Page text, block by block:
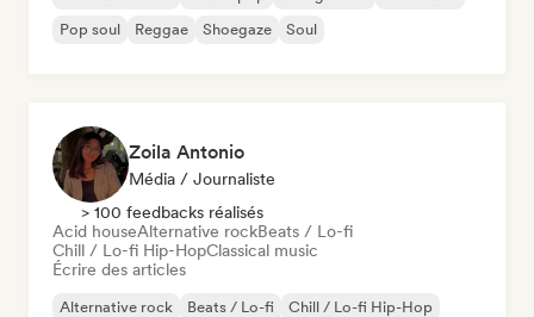
Pop soul
Reggae Shoegaze Soul
Zoila Antonio
Média / Journaliste
> 100 feedbacks réalisés
Acid houseAlternative rockBeats / Lo-fi
Chill / Lo-fi Hip-HopClassical music
Écrire des articles
Alternative rock Beats / Lo-fi
Chill / Lo-fi Hip-Hop